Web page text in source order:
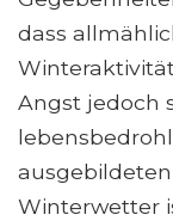
dass
Angst jedoch
Winterwetter